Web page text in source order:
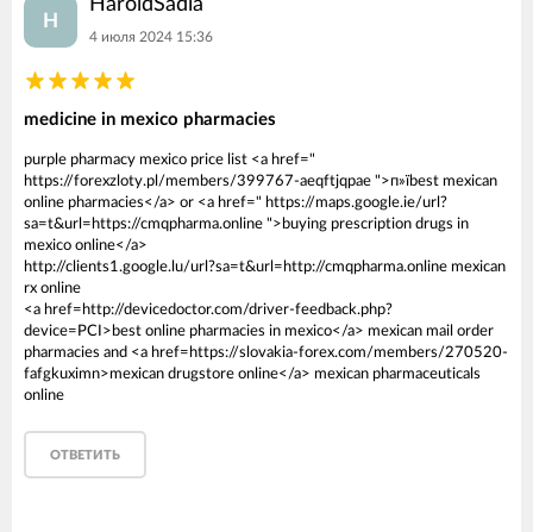
H
HaroldSadia
4 июля 2024 15:36
medicine in mexico pharmacies
purple pharmacy mexico price list <a href="
https://forexzloty.pl/members/399767-aeqftjqpae ">п»їbest mexican
online pharmacies</a> or <a href=" https://maps.google.ie/url?
sa=t&url=https://cmqpharma.online ">buying prescription drugs in
mexico online</a>
http://clients1.google.lu/url?sa=t&url=http://cmqpharma.online mexican
rx online
<a href=http://devicedoctor.com/driver-feedback.php?
device=PCI>best online pharmacies in mexico</a> mexican mail order
pharmacies and <a href=https://slovakia-forex.com/members/270520-
fafgkuximn>mexican drugstore online</a> mexican pharmaceuticals
online
ОТВЕТИТЬ